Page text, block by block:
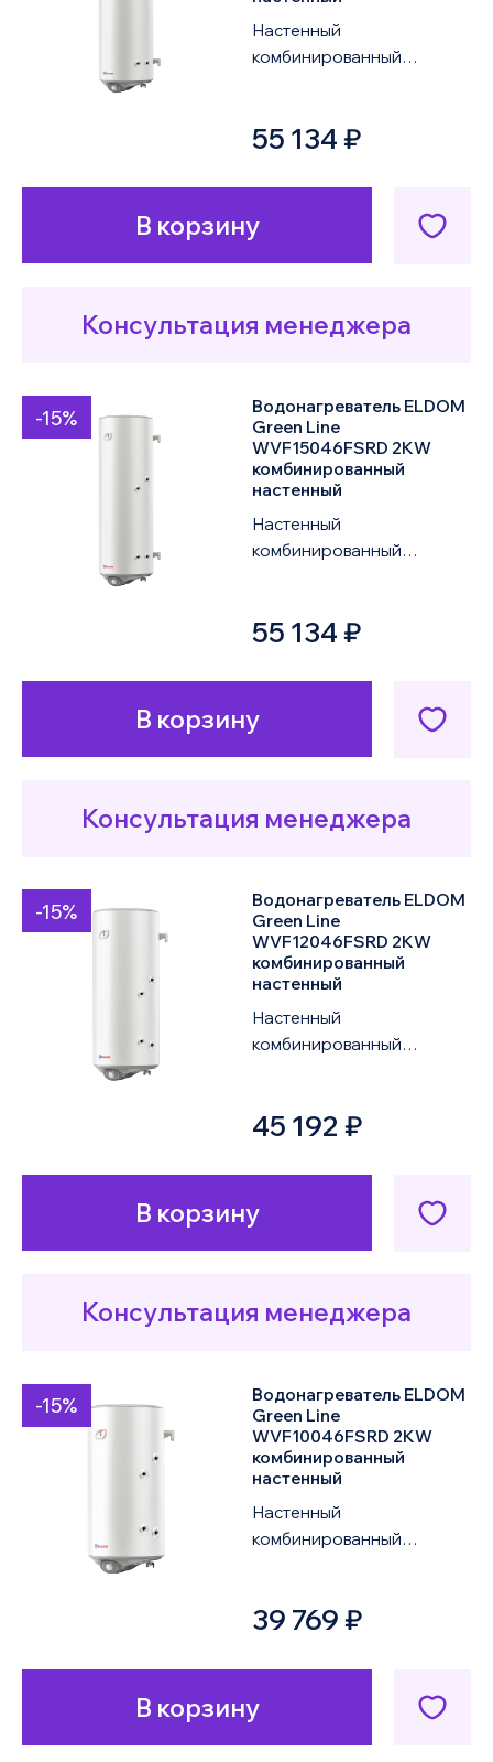
Настенный
комбинированный
2KW объемом 150 литров
55 134 ₽
В корзину
Консультация менеджера
-15%
Водонагреватель ELDOM
Green Line
WVF15046FSRD 2KW
комбинированный
настенный
Настенный
комбинированный
2KW объемом 150 литров
55 134 ₽
В корзину
Консультация менеджера
-15%
Водонагреватель ELDOM
Green Line
WVF12046FSRD 2KW
комбинированный
настенный
Настенный
комбинированный
2KW объемом 120 литров
45 192 ₽
В корзину
Консультация менеджера
-15%
Водонагреватель ELDOM
Green Line
WVF10046FSRD 2KW
комбинированный
настенный
Настенный
комбинированный
2KW объемом 100 литров
39 769 ₽
В корзину